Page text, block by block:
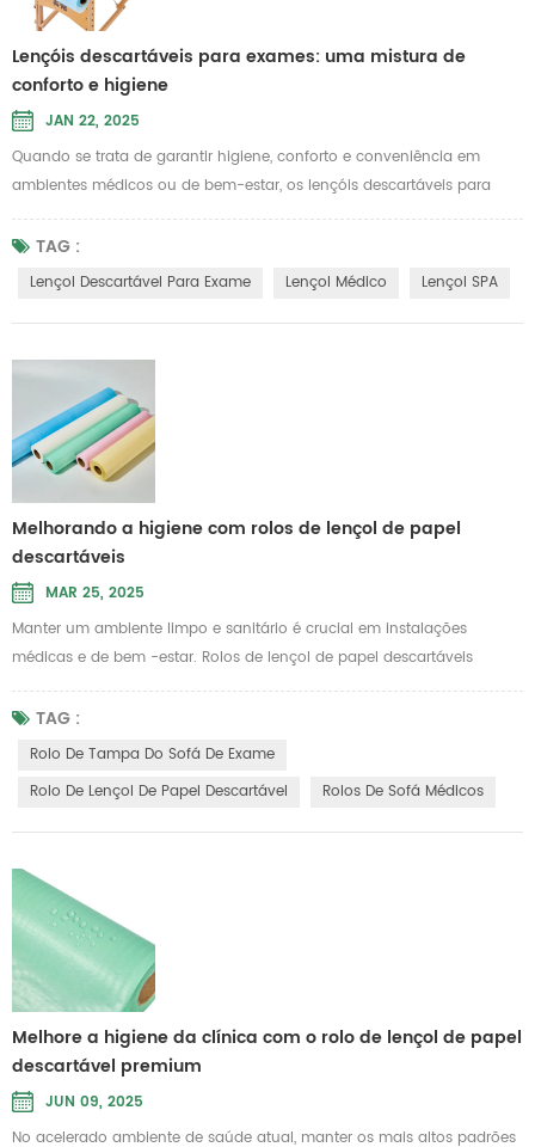
Lençóis descartáveis ​​para exames: uma mistura de
conforto e higiene
JAN 22, 2025
Quando se trata de garantir higiene, conforto e conveniência em
ambientes médicos ou de bem-estar, os lençóis descartáveis ​​para
exames tornaram-se indispensáveis. Esses lençóis, elaborados para
atender aos mais altos padrões de qualidade e praticidade, s、o
amplamente utilizados em hospitais, clínicas, salões de beleza e até
limpeza, fac...
TAG :
Lençol Descartável Para Exame Lençol Médico Lençol SPA
Melhorando a higiene com rolos de lençol de papel
descartáveis
MAR 25, 2025
Manter um ambiente limpo e sanitário é crucial em instalações
médicas e de bem -estar. Rolos de lençol de papel descartáveis
Ofereça uma solução prática para garantir o conforto do paciente,
evitando a contaminação cruzada. Projetados para uso único, esses
rolos de lençóis ajudam a manter altos padrões de higiene em
uma combinaç...
TAG :
Rolo De Tampa Do Sofá De Exame
Rolo De Lençol De Papel Descartável
Rolos De Sofá Médicos
Melhore a higiene da clínica com o rolo de lençol de papel
descartável premium
JUN 09, 2025
No acelerado ambiente de saúde atual, manter os mais altos padrões